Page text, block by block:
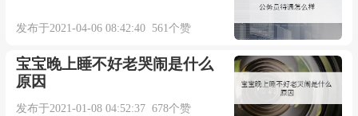
发布于2021-04-06 08:42:40 561个赞
宝宝晚上睡不好老哭闹是什么
原因
发布于2021-01-08 04:52:37 678个赞